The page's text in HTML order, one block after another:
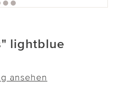
lightblue
ansehen